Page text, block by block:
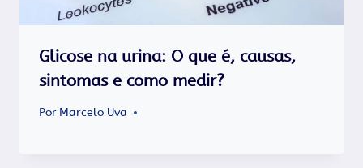
Glicose na urina: O que é, causas,
sintomas e como medir?
Por Marcelo Uva